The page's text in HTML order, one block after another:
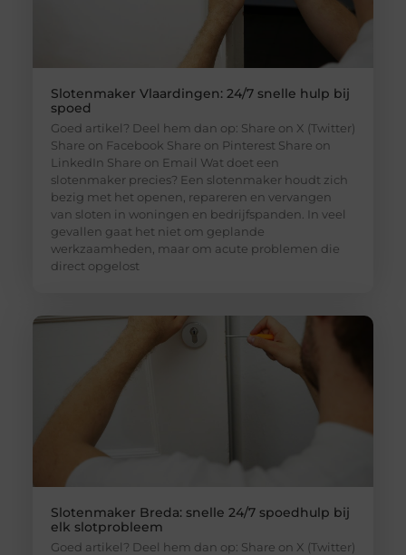
Slotenmaker Vlaardingen: 24/7 snelle hulp bij
spoed
Goed artikel? Deel hem dan op: Share on X (Twitter)
Share on Facebook Share on Pinterest Share on
LinkedIn Share on Email Wat doet een
slotenmaker precies? Een slotenmaker houdt zich
bezig met het openen, repareren en vervangen
van sloten in woningen en bedrijfspanden. In veel
gevallen gaat het niet om geplande
werkzaamheden, maar om acute problemen die
direct opgelost
Slotenmaker Breda: snelle 24/7 spoedhulp bij
elk slotprobleem
Goed artikel? Deel hem dan op: Share on X (Twitter)